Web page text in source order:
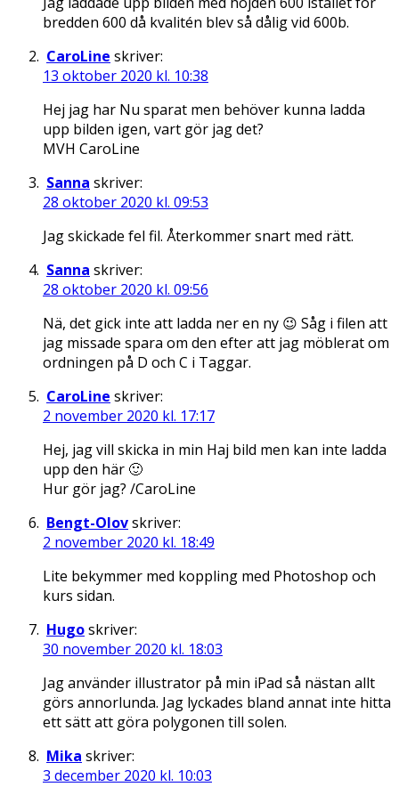
bredden 600 då kvalitén blev så dålig vid 600b.
CaroLine skriver:
13 oktober 2020 kl. 10:38
Hej jag har Nu sparat men behöver kunna ladda
upp bilden igen, vart gör jag det?
MVH CaroLine
Sanna skriver:
28 oktober 2020 kl. 09:53
Jag skickade fel fil. Återkommer snart med rätt.
Sanna skriver:
28 oktober 2020 kl. 09:56
Nä, det gick inte att ladda ner en ny 😉 Såg i filen att
jag missade spara om den efter att jag möblerat om
ordningen på D och C i Taggar.
CaroLine skriver:
2 november 2020 kl. 17:17
Hej, jag vill skicka in min Haj bild men kan inte ladda
upp den här 🙂
Hur gör jag? /CaroLine
Bengt-Olovskriver:
2 november 2020 kl. 18:49
Lite bekymmer med koppling med Photoshop och
kurs sidan.
Hugoskriver:
30 november 2020 kl. 18:03
Jag använder illustrator på min iPad så nästan allt
görs annorlunda. Jag lyckades bland annat inte hitta
ett sätt att göra polygonen till solen.
Mika skriver:
3 december 2020 kl. 10:03